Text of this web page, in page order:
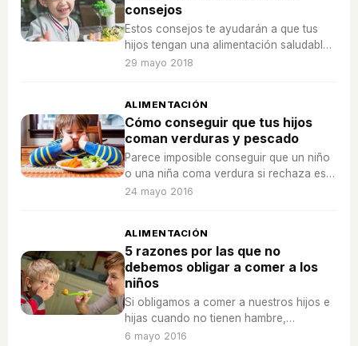
consejos
Estos consejos te ayudarán a que tus
hijos tengan una alimentación saludable
desde bien pequeños.
29 mayo 2018
ALIMENTACIÓN
Cómo conseguir que tus hijos
coman verduras y pescado
Parece imposible conseguir que un niño
o una niña coma verdura si rechaza este
tipo de alimentos, pero en verdad es
24 mayo 2016
ALIMENTACIÓN
5 razones por las que no
debemos obligar a comer a los
niños
Si obligamos a comer a nuestros hijos e
hijas cuando no tienen hambre,
convertiremos la hora de la comida en
6 mayo 2016